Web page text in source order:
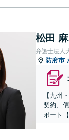
松田
弁護士法人
防府市
【九州
契約、
ポート